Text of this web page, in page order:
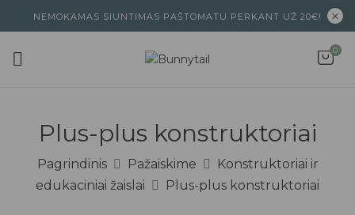
NEMOKAMAS SIUNTIMAS PAŠTOMATU PERKANT UŽ 20€!
0
Plus-plus konstruktoriai
Pagrindinis Pažaiskime
Konstruktoriai ir
edukaciniai žaislai
Plus-plus konstruktoriai